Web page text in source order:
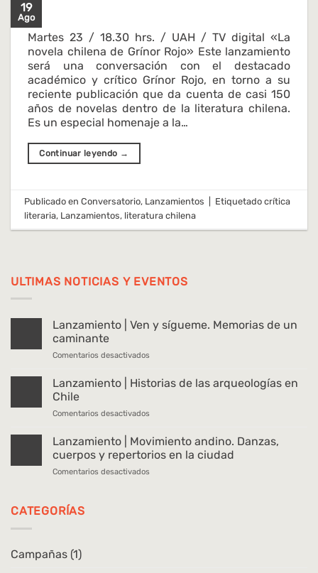
ULTIMAS NOTICIAS Y EVENTOS
Lanzamiento | Ven y sígueme. Memorias de un
caminante
Comentarios desactivadosen
|
sígueme.
de
un
Lanzamiento | Historias de las arqueologías en
Chile
Comentarios desactivadosen
|
Historias
de
las
Lanzamiento | Movimiento andino. Danzas,
cuerpos y repertorios en la ciudad
Comentarios desactivadosen
CATEGORÍAS
Campañas (1)
19
Ago
Martes 23 / 18.30 hrs. / UAH / TV digital «La
novela chilena de Grínor Rojo» Este lanzamiento
será una conversación con el destacado
académico y crítico Grínor Rojo, en torno a su
reciente publicación que da cuenta de casi 150
años de novelas dentro de la literatura chilena.
Es un especial homenaje a la…
Continuar leyendo →
Publicado enConversatorio, Lanzamientos Etiquetadocrítica
literaria, Lanzamientos, literatura chilena